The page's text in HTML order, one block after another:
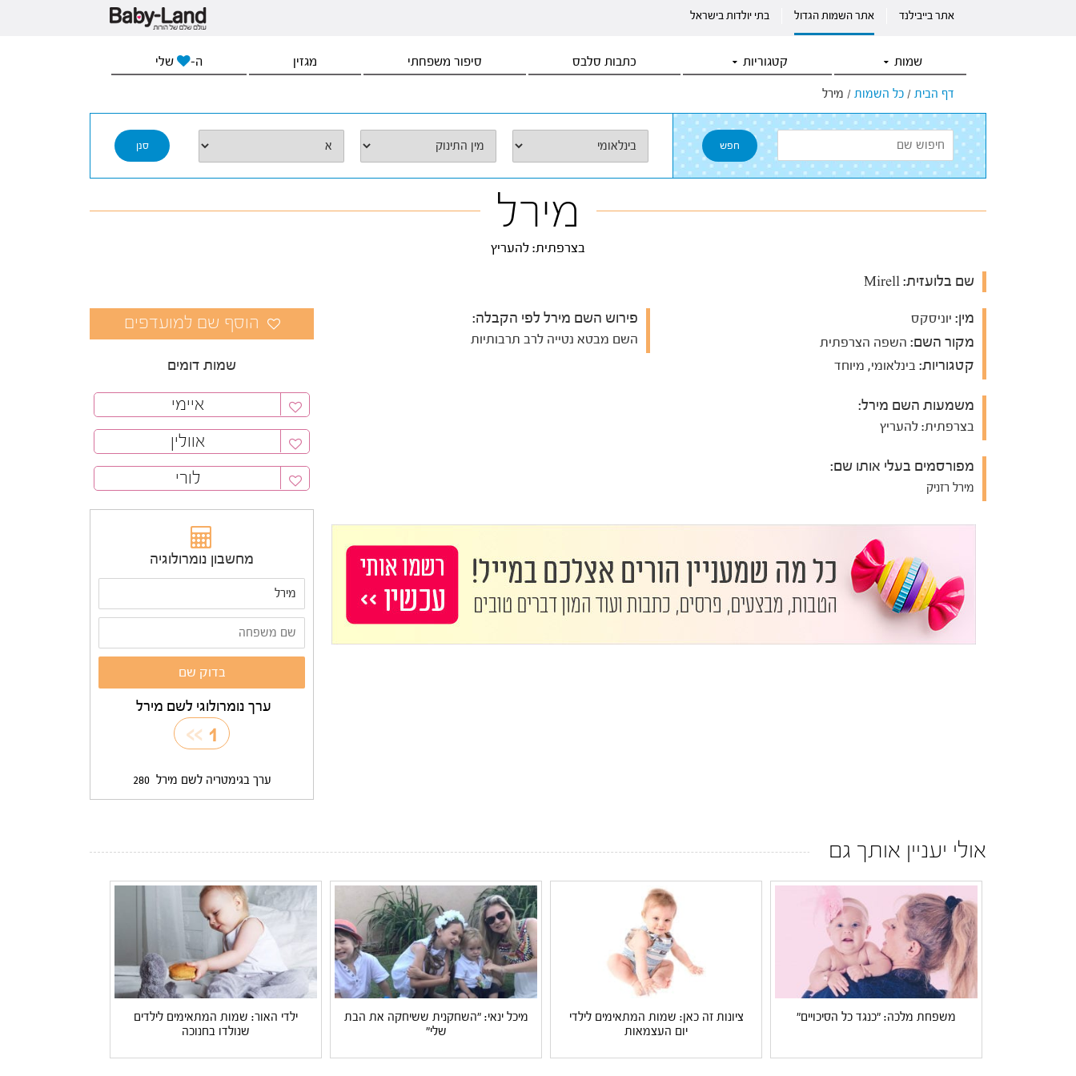
אתר בייבילנד אתר השמות הגדול בתי יולדות בישראל
שמות קטגוריות כתבות סלבס סיפור משפחתי מגזין ה- שלי
דף הבית / כל השמות / מירל
מירל
בצרפתית: להעריץ
שם בלועזית:
מין: יוניסקס
מקור השם: השפה הצרפתית
קטגוריות: בינלאומי, מיוחד
משמעות השם מירל:
בצרפתית: להעריץ
מפורסמים בעלי אותו שם:
מירל רזניק
פירוש השם מירל לפי הקבלה:
השם מבטא נטייה לרב תרבותיות
שמות דומים
איימי
אוולין
לורי
מחשבון נומרולוגיה
ערך נומרולוגי לשם מירל
1
>>
ערך בגימטריה לשם מירל 280
אולי יעניין אותך גם
משפחת מלכה: "כנגד כל הסיכויים"
ציונות זה כאן: שמות המתאימים לילדי
יום העצמאות
מיכל ינאי: "השחקנית ששיחקה את הבת
שלי"
ילדי האור: שמות המתאימים לילדים
שנולדו בחנוכה